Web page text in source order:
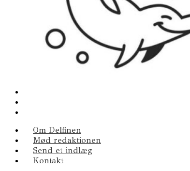
Om Delfinen
Mød redaktionen
Send et indlæg
Kontakt